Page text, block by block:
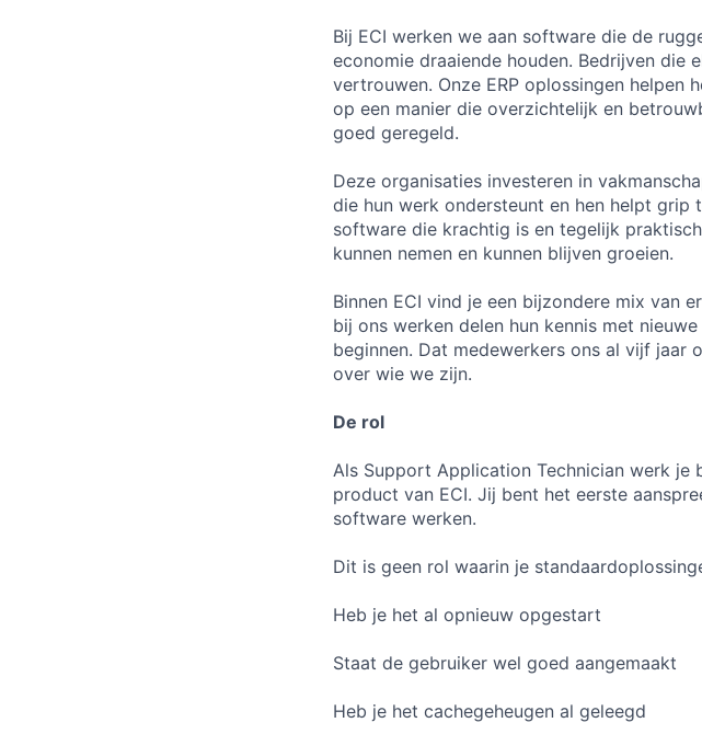
Bij ECI werken we aan software die de
economie draaiende houden. Bedrijven die
vertrouwen. Onze ERP oplossingen helpen
op een manier die overzichtelijk en
goed geregeld.
Deze organisaties investeren in
die hun werk ondersteunt en hen helpt grip
software die krachtig is en tegelijk
kunnen nemen en kunnen blijven groeien.
Binnen ECI vind je een bijzondere mix van
bij ons werken delen hun kennis met
beginnen. Dat medewerkers ons al vijf jaar
over wie we zijn.
De rol
Als Support Application Technician werk je
product van ECI. Jij bent het eerste
software werken.
Dit is geen rol waarin je
Heb je het al opnieuw opgestart
Staat de gebruiker wel goed aangemaakt
Heb je het cachegeheugen al geleegd